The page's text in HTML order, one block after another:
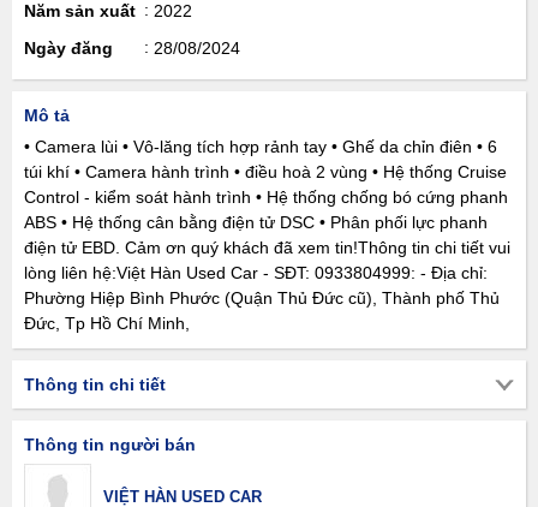
Năm sản xuất
2022
Ngày đăng
28/08/2024
Mô tả
• Camera lùi • Vô-lăng tích hợp rảnh tay • Ghế da chỉn điên • 6
túi khí • Camera hành trình • điều hoà 2 vùng • Hệ thống Cruise
Control - kiểm soát hành trình • Hệ thống chống bó cứng phanh
ABS • Hệ thống cân bằng điện tử DSC • Phân phối lực phanh
điện tử EBD. Cảm ơn quý khách đã xem tin!Thông tin chi tiết vui
lòng liên hệ:Việt Hàn Used Car - SĐT: 0933804999: - Địa chỉ:
Phường Hiệp Bình Phước (Quận Thủ Đức cũ), Thành phố Thủ
Đức, Tp Hồ Chí Minh,
Thông tin chi tiết
Thông tin người bán
VIỆT HÀN USED CAR